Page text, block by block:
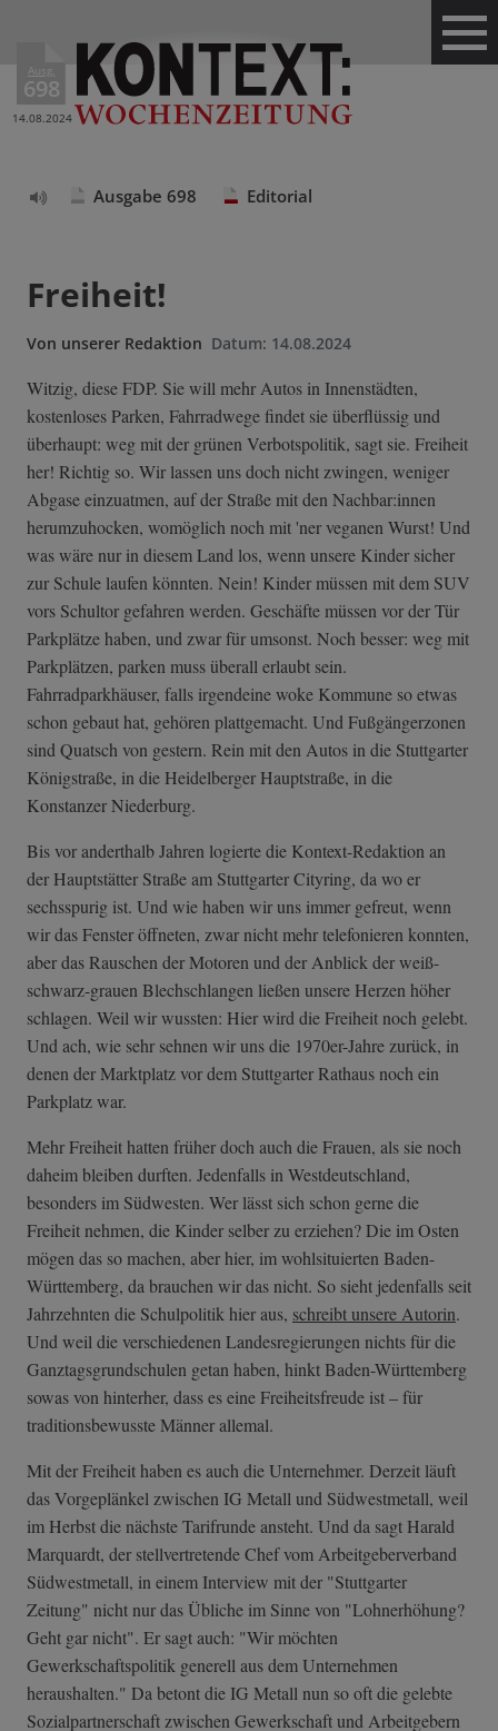
Ausg.
698
14.08.2024
Ausgabe 698 Editorial
Freiheit!
Von unserer Redaktion Datum: 14.08.2024
Witzig, diese FDP. Sie will mehr Autos in Innenstädten,
kostenloses Parken, Fahrradwege findet sie überflüssig und
überhaupt: weg mit der grünen Verbotspolitik, sagt sie. Freiheit
her! Richtig so. Wir lassen uns doch nicht zwingen, weniger
Abgase einzuatmen, auf der Straße mit den Nachbar:innen
herumzuhocken, womöglich noch mit 'ner veganen Wurst! Und
was wäre nur in diesem Land los, wenn unsere Kinder sicher
zur Schule laufen könnten. Nein! Kinder müssen mit dem SUV
vors Schultor gefahren werden. Geschäfte müssen vor der Tür
Parkplätze haben, und zwar für umsonst. Noch besser: weg mit
Parkplätzen, parken muss überall erlaubt sein.
Fahrradparkhäuser, falls irgendeine woke Kommune so etwas
schon gebaut hat, gehören plattgemacht. Und Fußgängerzonen
sind Quatsch von gestern. Rein mit den Autos in die Stuttgarter
Königstraße, in die Heidelberger Hauptstraße, in die
Konstanzer Niederburg.
Bis vor anderthalb Jahren logierte die Kontext-Redaktion an
der Hauptstätter Straße am Stuttgarter Cityring, da wo er
sechsspurig ist. Und wie haben wir uns immer gefreut, wenn
wir das Fenster öffneten, zwar nicht mehr telefonieren konnten,
aber das Rauschen der Motoren und der Anblick der weiß-
schwarz-grauen Blechschlangen ließen unsere Herzen höher
schlagen. Weil wir wussten: Hier wird die Freiheit noch gelebt.
Und ach, wie sehr sehnen wir uns die 1970er-Jahre zurück, in
denen der Marktplatz vor dem Stuttgarter Rathaus noch ein
Parkplatz war.
Mehr Freiheit hatten früher doch auch die Frauen, als sie noch
daheim bleiben durften. Jedenfalls in Westdeutschland,
besonders im Südwesten. Wer lässt sich schon gerne die
Freiheit nehmen, die Kinder selber zu erziehen? Die im Osten
mögen das so machen, aber hier, im wohlsituierten Baden-
Württemberg, da brauchen wir das nicht. So sieht jedenfalls seit
Jahrzehnten die Schulpolitik hier aus, schreibt unsere Autorin.
Und weil die verschiedenen Landesregierungen nichts für die
Ganztagsgrundschulen getan haben, hinkt Baden-Württemberg
sowas von hinterher, dass es eine Freiheitsfreude ist – für
traditionsbewusste Männer allemal.
Mit der Freiheit haben es auch die Unternehmer. Derzeit läuft
das Vorgeplänkel zwischen IG Metall und Südwestmetall, weil
im Herbst die nächste Tarifrunde ansteht. Und da sagt Harald
Marquardt, der stellvertretende Chef vom Arbeitgeberverband
Südwestmetall, in einem Interview mit der "Stuttgarter
Zeitung" nicht nur das Übliche im Sinne von "Lohnerhöhung?
Geht gar nicht". Er sagt auch: "Wir möchten
Gewerkschaftspolitik generell aus dem Unternehmen
heraushalten." Da betont die IG Metall nun so oft die gelebte
Sozialpartnerschaft zwischen Gewerkschaft und Arbeitgebern